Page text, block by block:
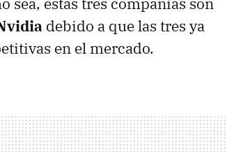
debido a que las tres ya
en el mercado.